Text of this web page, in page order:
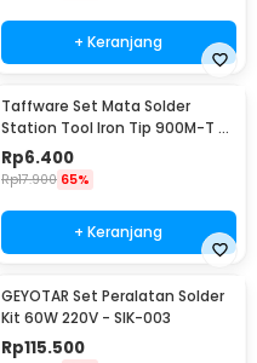
+ Keranjang
Taffware Set Mata Solder
Station Tool Iron Tip 900M-T 5
PCS - BI5044
Rp6.400
Rp17.900 65%
+ Keranjang
GEYOTAR Set Peralatan Solder
Kit 60W 220V - SIK-003
Rp115.500